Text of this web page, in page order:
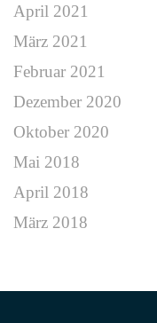
April 2021
März 2021
Februar 2021
Dezember 2020
Oktober 2020
Mai 2018
April 2018
März 2018